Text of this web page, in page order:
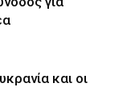
και οι